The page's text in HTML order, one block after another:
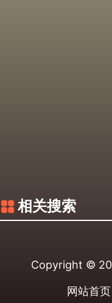
相关搜索
Copyright ©
网站首页